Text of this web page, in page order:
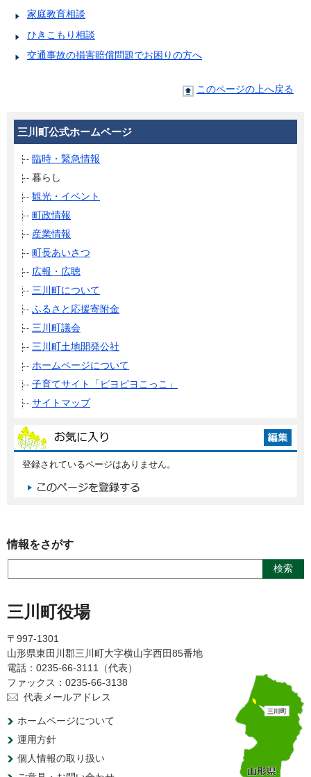
家庭教育相談
ひきこもり相談
交通事故の損害賠償問題でお困りの方へ
このページの上へ戻る
三川町公式ホームページ
臨時・緊急情報
暮らし
観光・イベント
町政情報
産業情報
町長あいさつ
広報・広聴
三川町について
ふるさと応援寄附金
三川町議会
三川町土地開発公社
ホームページについて
子育てサイト「ピヨピヨこっこ」
サイトマップ
登録されているページはありません。
情報をさがす
三川町役場
〒997-1301
山形県東田川郡三川町大字横山字西田85番地
電話：0235-66-3111（代表）
ファックス：0235-66-3138
代表メールアドレス
ホームページについて
運用方針
個人情報の取り扱い